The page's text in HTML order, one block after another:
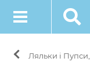
Ляльки і